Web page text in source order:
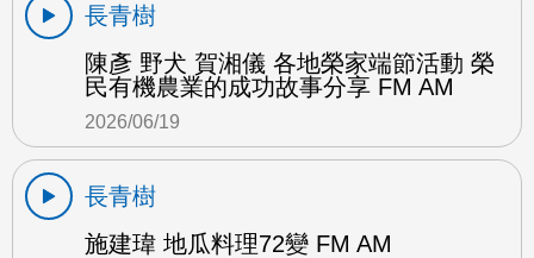
長青樹
陳彥 野犬 賀湘儀 各地榮家端節活動 榮
民有機農業的成功故事分享 FM AM
2026/06/19
長青樹
施建瑋 地瓜料理72變 FM AM